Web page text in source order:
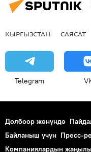
КЫРГЫЗСТАН САЯСАТ
Telegram
Долбоор жөнүндө
Байланыш үчүн Пресс-
Компаниялардын